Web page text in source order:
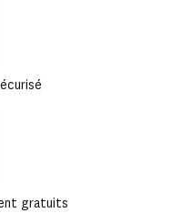
gratuits